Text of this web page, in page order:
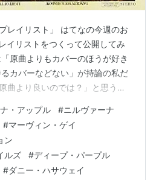
レイリスト」 はてなの今週のお
イリストをつくって公開してみ
原曲よりもカバーのほうが好き
カバーなどない」が持論の私だ
曲より良いのでは？」と思うケ
て、最後にA面に（1〜5曲目）
目）に原曲を収めたプレイリス
。 それでは行ってみよう。 5
」 youtu.be まず5位はこちら。
るカバーで原曲はディープ・パ
・アップル #ニルヴァーナ
#マーヴィン・ゲイ
ン
ルズ #ディープ・パープル
#ダニー・ハサウェイ